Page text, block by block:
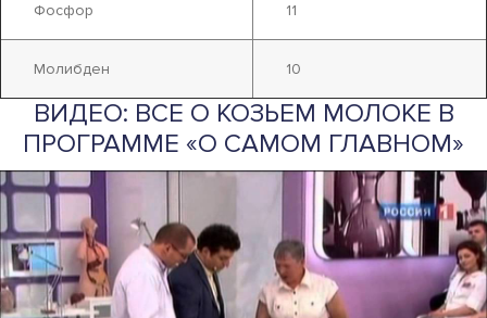
Фосфор 11
Молибден 10
ВИДЕО: ВСЕ О КОЗЬЕМ МОЛОКЕ В
ПРОГРАММЕ «О САМОМ ГЛАВНОМ»